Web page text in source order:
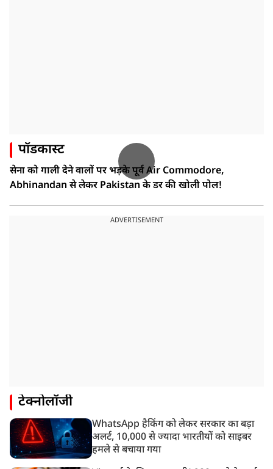
पॉडकास्ट
सेना को गाली देने वालों पर भड़के पूर्व Air Commodore,
Abhinandan से लेकर Pakistan के डर की खोली पोल!
ADVERTISEMENT
टेक्नोलॉजी
WhatsApp हैकिंग को लेकर सरकार का बड़ा
अलर्ट, 10,000 से ज्यादा भारतीयों को साइबर
हमले से बचाया गया